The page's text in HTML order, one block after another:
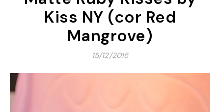
Kiss NY (cor Red
Mangrove)
15/12/2015